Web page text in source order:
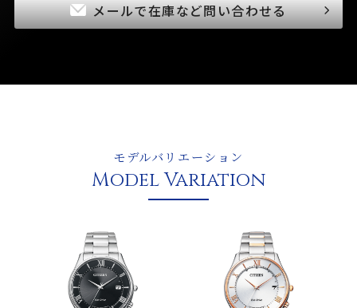
メールで在庫など問い合わせる
モデルバリエーション
Model Variation